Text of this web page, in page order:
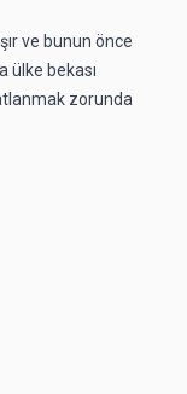
ve bunun önce
ülke bekası
zorunda